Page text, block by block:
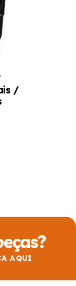
/
AQUI